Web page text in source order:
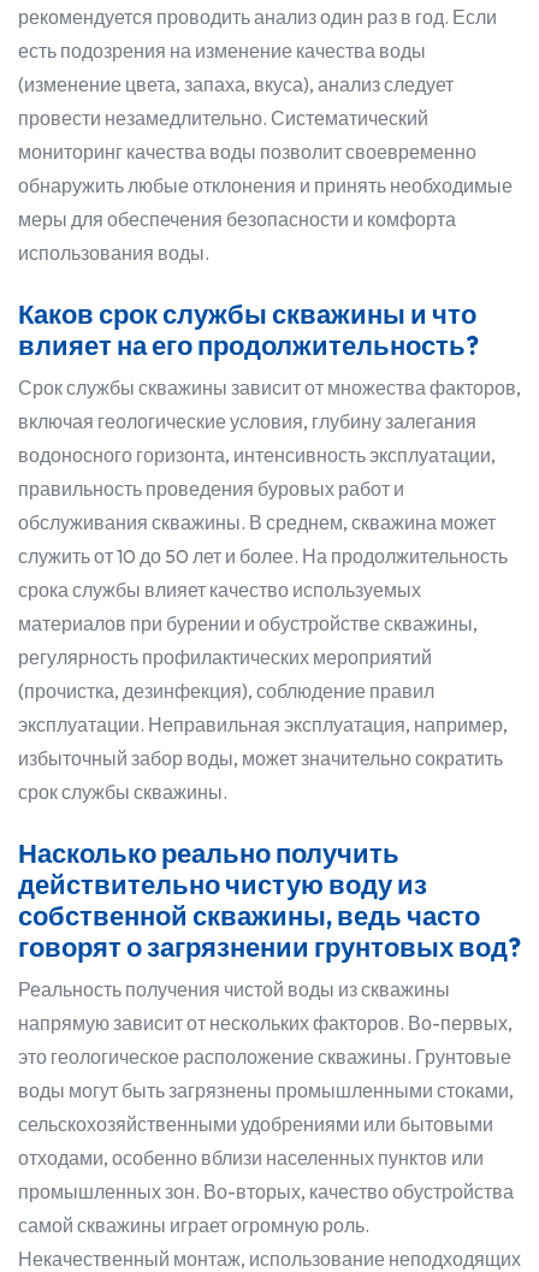
рекомендуется проводить анализ один раз в год. Если
есть подозрения на изменение качества воды
(изменение цвета, запаха, вкуса), анализ следует
провести незамедлительно. Систематический
мониторинг качества воды позволит своевременно
обнаружить любые отклонения и принять необходимые
меры для обеспечения безопасности и комфорта
использования воды.
Каков срок службы скважины и что
влияет на его продолжительность?
Срок службы скважины зависит от множества факторов,
включая геологические условия, глубину залегания
водоносного горизонта, интенсивность эксплуатации,
правильность проведения буровых работ и
обслуживания скважины. В среднем, скважина может
служить от 10 до 50 лет и более. На продолжительность
срока службы влияет качество используемых
материалов при бурении и обустройстве скважины,
регулярность профилактических мероприятий
(прочистка, дезинфекция), соблюдение правил
эксплуатации. Неправильная эксплуатация, например,
избыточный забор воды, может значительно сократить
срок службы скважины.
Насколько реально получить
действительно чистую воду из
собственной скважины, ведь часто
говорят о загрязнении грунтовых вод?
Реальность получения чистой воды из скважины
напрямую зависит от нескольких факторов. Во-первых,
это геологическое расположение скважины. Грунтовые
воды могут быть загрязнены промышленными стоками,
сельскохозяйственными удобрениями или бытовыми
отходами, особенно вблизи населенных пунктов или
промышленных зон. Во-вторых, качество обустройства
самой скважины играет огромную роль.
Некачественный монтаж, использование неподходящих